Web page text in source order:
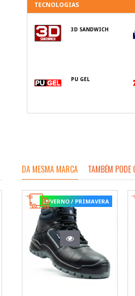
TECNOLOGIAS
3D SANDWICH
PU GEL
INVERNO / PRIMAVERA
DA MESMA MARCA TAMBÉM PODE
INVERNO / PRIMAVERA